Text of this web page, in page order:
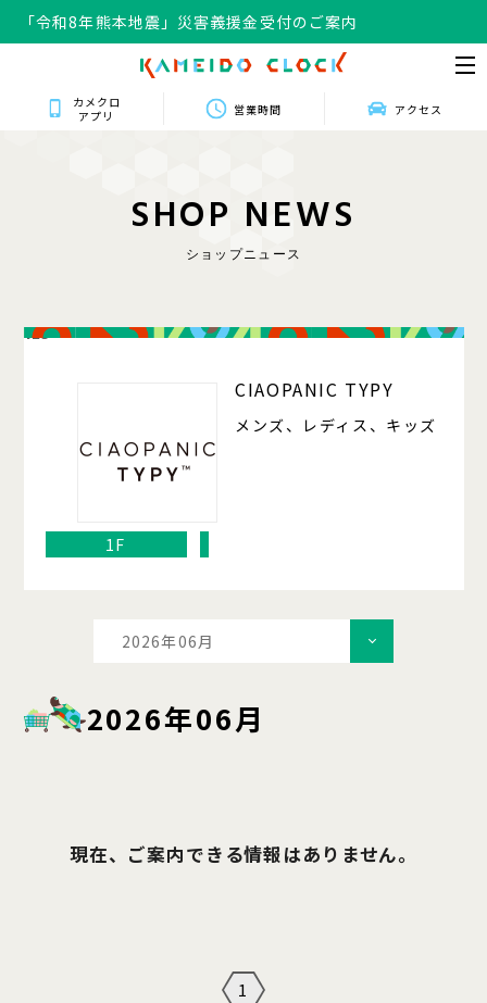
「令和8年熊本地震」災害義援金受付のご案内
カメクロ
アプリ
営業時間 アクセス
SHOP NEWS
ショップニュース
125
CIAOPANIC TYPY
メンズ、レディス、キッズ
1F
2026年06月
2026年06月
現在、ご案内できる情報はありません。
1